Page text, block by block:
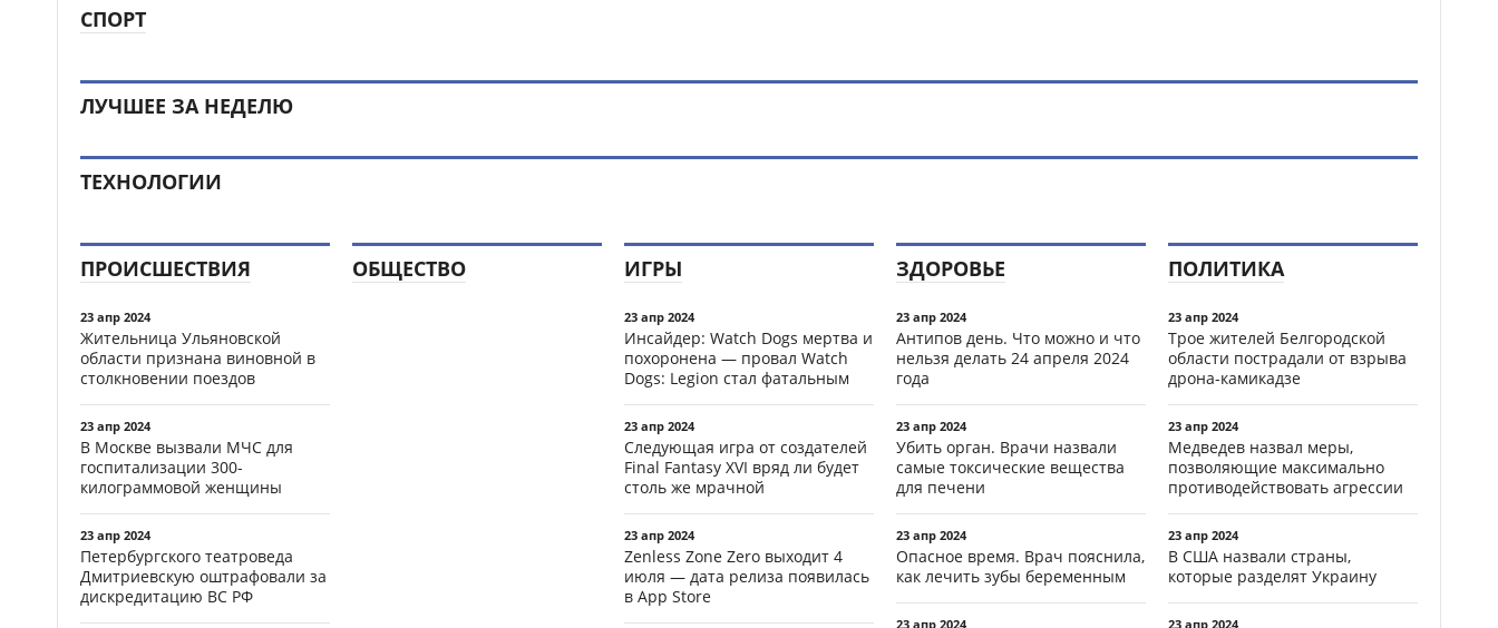
СПОРТ
ЛУЧШЕЕ ЗА НЕДЕЛЮ
ТЕХНОЛОГИИ
ПРОИСШЕСТВИЯ
23 апр 2024
Жительница Ульяновской
области признана виновной в
столкновении поездов
23 апр 2024
В Москве вызвали МЧС для
госпитализации 300-
килограммовой женщины
23 апр 2024
Петербургского театроведа
Дмитриевскую оштрафовали за
дискредитацию ВС РФ
ОБЩЕСТВО ИГРЫ
23 апр 2024
Инсайдер: Watch Dogs мертва и
похоронена — провал Watch
Dogs: Legion стал фатальным
23 апр 2024
Следующая игра от создателей
Final Fantasy XVI вряд ли будет
столь же мрачной
23 апр 2024
Zenless Zone Zero выходит 4
июля — дата релиза появилась
в App Store
ЗДОРОВЬЕ
23 апр 2024
Антипов день. Что можно и что
нельзя делать 24 апреля 2024
года
23 апр 2024
Убить орган. Врачи назвали
самые токсические вещества
для печени
23 апр 2024
Опасное время. Врач пояснила,
как лечить зубы беременным
23 апр 2024
ПОЛИТИКА
23 апр 2024
Трое жителей Белгородской
области пострадали от взрыва
дрона-камикадзе
23 апр 2024
Медведев назвал меры,
позволяющие максимально
противодействовать агрессии
23 апр 2024
В США назвали страны,
которые разделят Украину
23 апр 2024